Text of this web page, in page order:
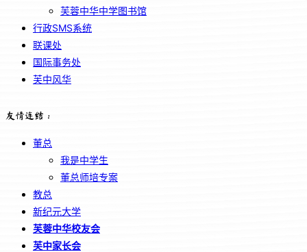
芙蓉中华中学图书馆
行政SMS系统
联课处
国际事务处
芙中风华
友情连结：
董总
我是中学生
董总师培专案
教总
新纪元大学
芙蓉中华校友会
芙中家长会